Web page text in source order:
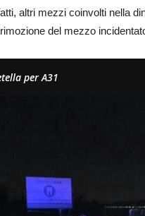
altri mezzi coinvolti nella
del mezzo
per A31